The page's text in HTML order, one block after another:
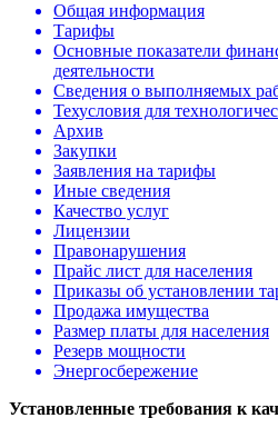
Общая информация
Тарифы
Основные показатели
деятельности
Сведения о выполняемых
Техусловия для
Архив
Закупки
Заявления на тарифы
Иные сведения
Качество услуг
Лицензии
Правонарушения
Прайс лист для населения
Приказы об установлении
Продажа имущества
Размер платы для населения
Резерв мощности
Энергосбережение
Установленные требования к